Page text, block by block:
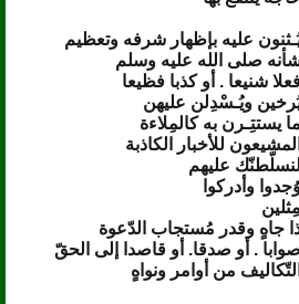
عليه بإظهار شرفه وتعظيم
صلى الله عليه وسلم
شنيعا . أو كذبا فظيعا
ويُـسْدِلن عليهن
ما يستتِـرن به كالمِلاءة
المشيعون للأخبار الكاذبة
لنسلّطنّك عليهم
وأدركوا
مِثلين
جاهٍ وقدر مُستجاب الدّعوة
صوابا . أو صدقا. أو قاصدا إلى الحقّ
التّكاليف من أوامر ونواهٍ